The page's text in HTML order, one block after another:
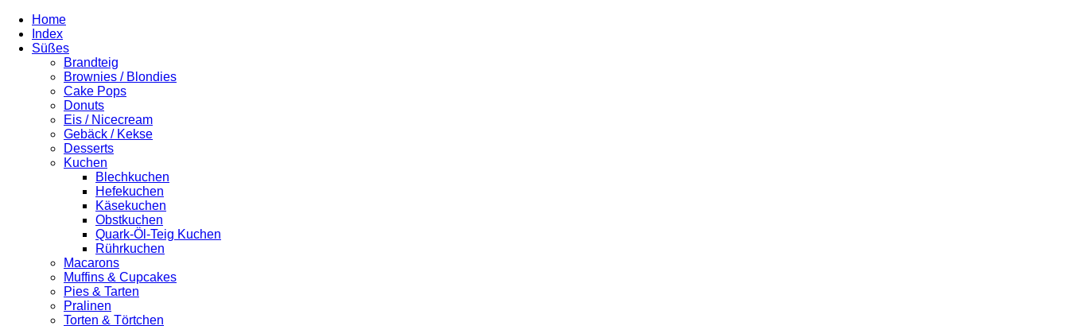
Home
Index
Süßes
Brandteig
Brownies / Blondies
Cake Pops
Donuts
Eis / Nicecream
Gebäck / Kekse
Desserts
Kuchen
Blechkuchen
Hefekuchen
Käsekuchen
Obstkuchen
Quark-Öl-Teig Kuchen
Rührkuchen
Macarons
Muffins & Cupcakes
Pies & Tarten
Pralinen
Torten & Törtchen